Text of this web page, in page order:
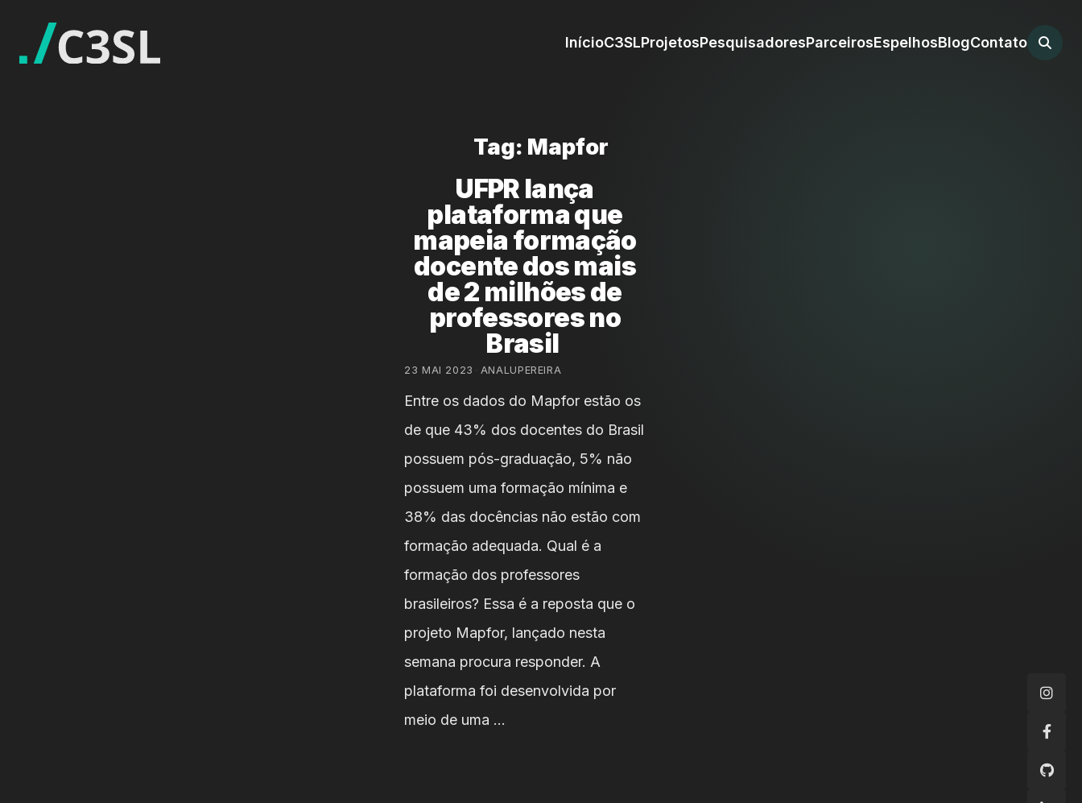
InícioC3SLProjetosPesquisadoresParceirosEspelhosBlogContato
Tag: Mapfor
UFPR lança
plataforma que
mapeia formação
docente dos mais
de 2 milhões de
professores no
Brasil
23 MAI 2023 ANALUPEREIRA
Entre os dados do Mapfor estão os
de que 43% dos docentes do Brasil
possuem pós-graduação, 5% não
possuem uma formação mínima e
38% das docências não estão com
formação adequada. Qual é a
formação dos professores
brasileiros? Essa é a reposta que o
projeto Mapfor, lançado nesta
semana procura responder. A
plataforma foi desenvolvida por
meio de uma …